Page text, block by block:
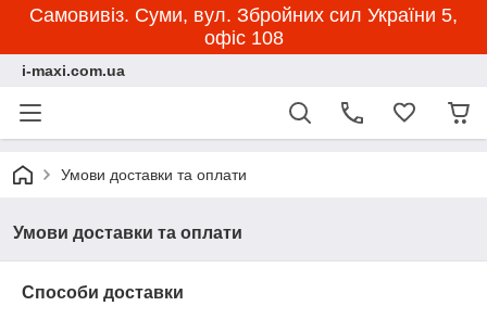
Самовивіз. Суми, вул. Збройних сил України 5,
офіс 108
i-maxi.com.ua
Умови доставки та оплати
Умови доставки та оплати
Способи доставки